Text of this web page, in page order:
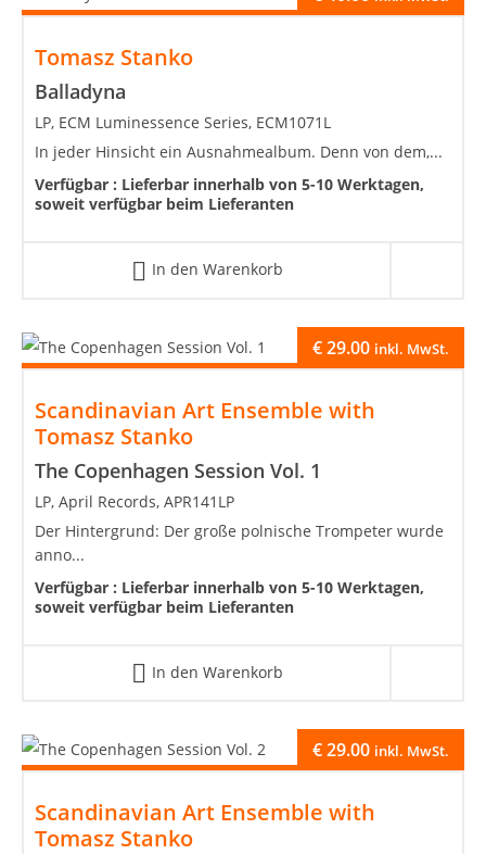
Tomasz Stanko
Balladyna
LP, ECM Luminessence Series, ECM1071L
In jeder Hinsicht ein Ausnahmealbum. Denn von dem,...
Verfügbar : Lieferbar innerhalb von 5-10 Werktagen,
soweit verfügbar beim Lieferanten
In den Warenkorb
Scandinavian Art Ensemble with
Tomasz Stanko
The Copenhagen Session Vol. 1
€29.00 inkl. MwSt.
LP, April Records, APR141LP
Der Hintergrund: Der große polnische Trompeter wurde
anno...
Verfügbar : Lieferbar innerhalb von 5-10 Werktagen,
soweit verfügbar beim Lieferanten
In den Warenkorb
Scandinavian Art Ensemble with
Tomasz Stanko
€29.00 inkl. MwSt.